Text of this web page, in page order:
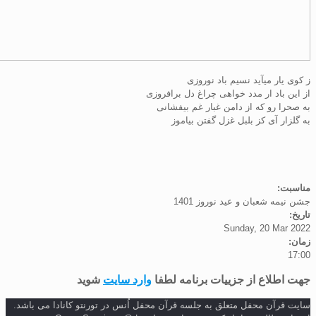
میآید نسیم باد نوروزی
ار مدد خواهی چراغ دل برافروزی
رو که از دامن غبار غم بیفشانی
آی کز بلبل غزل گفتن بیاموز
شعبان و عید نوروز 1401
Sunday, 20
از جزییات برنامه لطفاوارد سایتشوید
محفل متعلق به جلسه قرآن محفل اُنس در تورنتو کانادا می باشد.